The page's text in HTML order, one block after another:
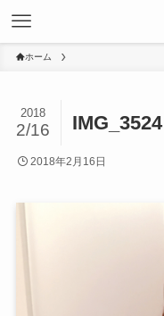
ホーム
IMG_3524
2018
2/16
2018年2月16日